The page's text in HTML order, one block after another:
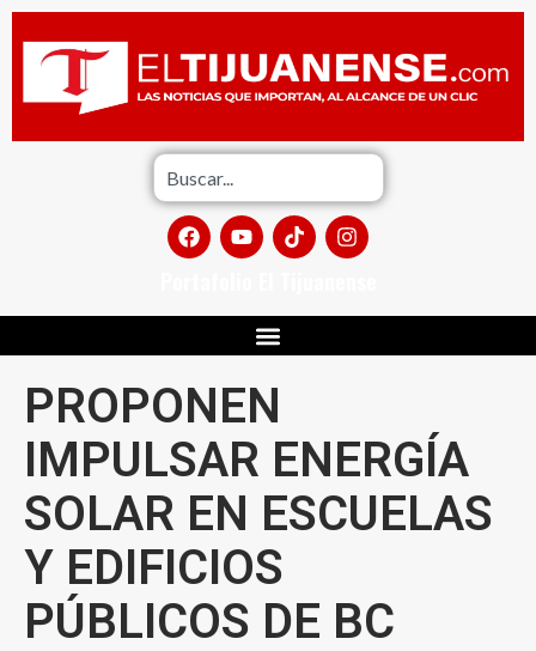
PROPONEN
IMPULSAR ENERGÍA
SOLAR EN ESCUELAS
Y EDIFICIOS
PÚBLICOS DE BC